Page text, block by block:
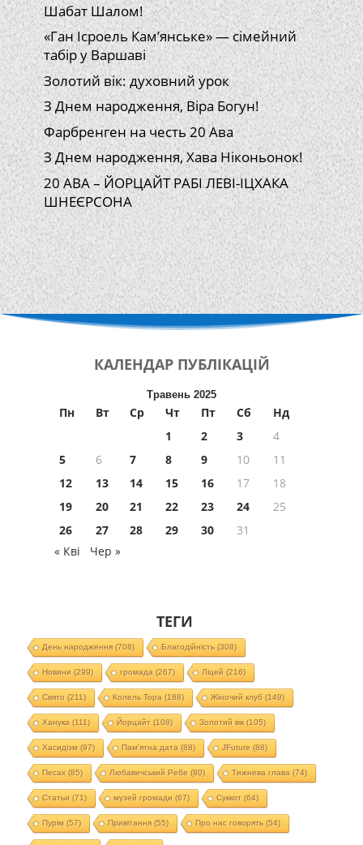
Шабат Шалом!
«Ган Ісроель Кам’янське» — сімейний
табір у Варшаві
Золотий вік: духовний урок
З Днем народження, Віра Богун!
Фарбренген на честь 20 Ава
З Днем народження, Хава Ніконьонок!
20 АВА – ЙОРЦАЙТ РАБІ ЛЕВІ-ІЦХАКА
ШНЕЄРСОНА
КАЛЕНДАР ПУБЛІКАЦІЙ
Травень 2025
Пн Вт Ср Чт Пт Сб
Нд
1
2 3
4
5
6 7 8 9 10
11
12
13 14 15 16 17
18
19
20 21 22 23 24
25
26
27 28 29 30
31
« Кві
Чер »
ТЕГИ
День народження(708) Благодійність(308)
Новини (299) громада (267) Ліцей (216)
Свято (211) Колель Тора (188) Жіночий клуб (149)
Ханука (111) Йорцайт (108) Золотий вік(105)
Хасидізм (97) Пам'ятна дата (88) JFuture (88)
Песах(85) Любавичський Ребе (80) Тижнева глава (74)
Статьи (71) музей громади (67) Суккот (64)
Пурім (57) Привітання(55) Про нас говорять(54)